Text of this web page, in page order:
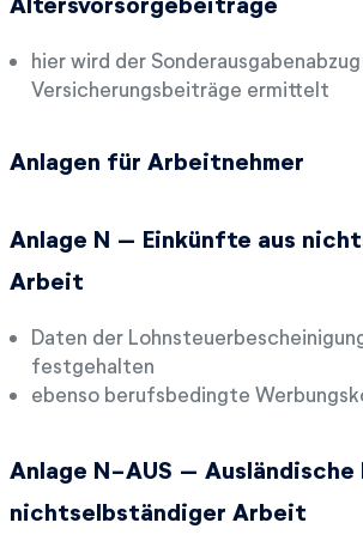
hier wird der
Versicherungsbeiträge ermittelt
Anlagen für Arbeitnehmer
Anlage N – Einkünfte aus
Arbeit
Daten der
festgehalten
ebenso berufsbedingte
Anlage N-AUS – Ausländische
nichtselbständiger Arbeit